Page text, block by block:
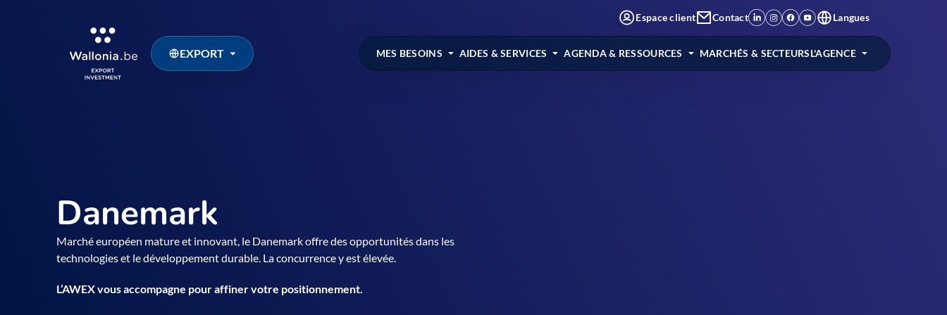
EXPORT
Espace client Contact Langues
MES BESOINS AIDES & SERVICES AGENDA & RESSOURCES MARCHÉS & SECTEURSL'AGENCE
Danemark
Marché européen mature et innovant, le Danemark offre des opportunités dans les
technologies et le développement durable. La concurrence y est élevée.
L’AWEX vous accompagne pour affiner votre positionnement.